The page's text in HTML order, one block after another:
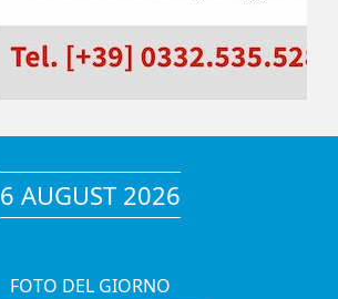
6 AUGUST 2026
FOTO DEL GIORNO